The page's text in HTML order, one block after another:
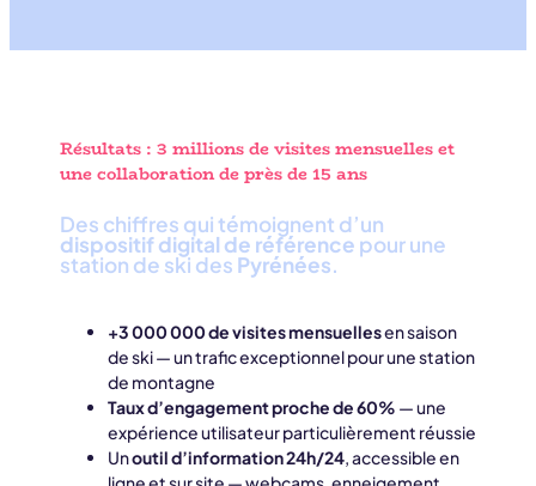
Résultats : 3 millions de visites mensuelles et
une collaboration de près de 15 ans
Des chiffres qui témoignent d’un
dispositif digital de référence pour une
station de ski des Pyrénées.
+3 000 000 de visites mensuellesen saison
de ski — un trafic exceptionnel pour une station
de montagne
Taux d’engagement proche de 60% — une
expérience utilisateur particulièrement réussie
Unoutil d’information 24h/24, accessible en